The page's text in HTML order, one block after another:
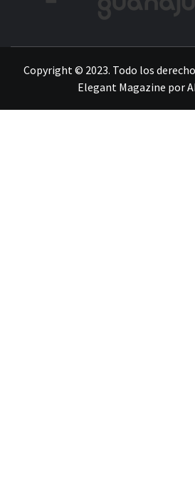
Copyright © 2023. Todo los
Elegant Magazine por